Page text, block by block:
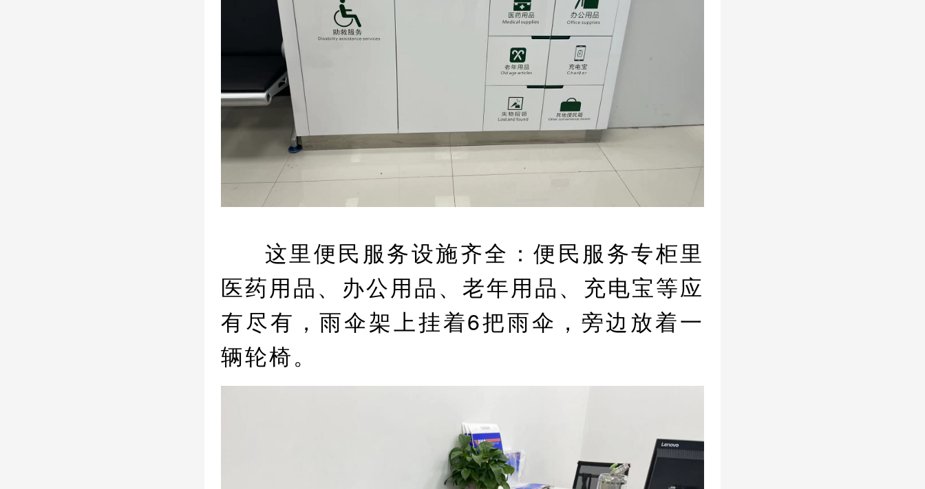
这里便民服务设施齐全：便民服务专柜里
医药用品、办公用品、老年用品、充电宝等应
有尽有，雨伞架上挂着6把雨伞，旁边放着一
辆轮椅。